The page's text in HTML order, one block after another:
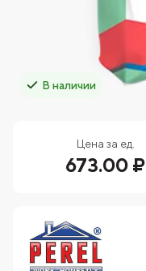
В наличии
Цена за ед.
673.00 ₽